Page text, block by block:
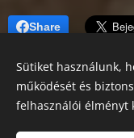
Share
Sütiket használunk,
működését és
felhasználói élményt